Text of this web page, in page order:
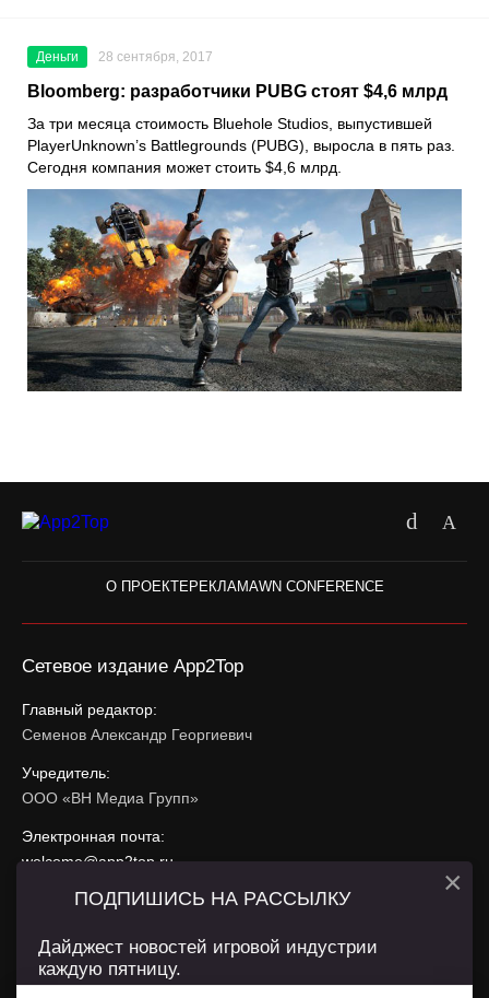
Деньги 28 сентября, 2017
Bloomberg: разработчики PUBG стоят $4,6 млрд
За три месяца стоимость Bluehole Studios, выпустившей
PlayerUnknown’s Battlegrounds (PUBG), выросла в пять раз.
Сегодня компания может стоить $4,6 млрд.
О ПРОЕКТЕРЕКЛАМАWN CONFERENCE
Сетевое издание App2Top
Главный редактор:
Семенов Александр Георгиевич
Учредитель:
ООО «ВН Медиа Групп»
Электронная почта:
welcome@app2top.ru
При использовании материалов активная ссылка на
Сайт использует IP адреса, cookie, данные геолокации
ПОДПИШИСЬ НА РАССЫЛКУ
Дайджест новостей игровой индустрии
каждую пятницу.
×